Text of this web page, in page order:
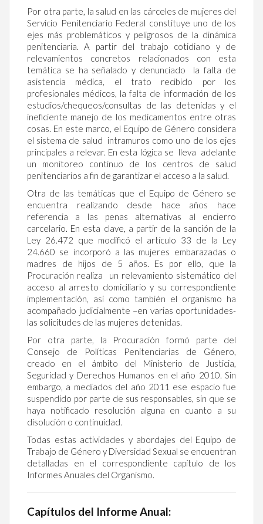
Por otra parte, la salud en las cárceles de mujeres del
Servicio Penitenciario Federal constituye uno de los
ejes más problemáticos y peligrosos de la dinámica
penitenciaria. A partir del trabajo cotidiano y de
relevamientos concretos relacionados con esta
temática se ha señalado y denunciado la falta de
asistencia médica, el trato recibido por los
profesionales médicos, la falta de información de los
estudios/chequeos/consultas de las detenidas y el
ineficiente manejo de los medicamentos entre otras
cosas. En este marco, el Equipo de Género considera
el sistema de salud intramuros como uno de los ejes
principales a relevar. En esta lógica se lleva adelante
un monitoreo continuo de los centros de salud
penitenciarios a fin de garantizar el acceso a la salud.
Otra de las temáticas que el Equipo de Género se
encuentra realizando desde hace años hace
referencia a las penas alternativas al encierro
carcelario. En esta clave, a partir de la sanción de la
Ley 26.472 que modificó el artículo 33 de la Ley
24.660 se incorporó a las mujeres embarazadas o
madres de hijos de 5 años. Es por ello, que la
Procuración realiza un relevamiento sistemático del
acceso al arresto domiciliario y su correspondiente
implementación, así como también el organismo ha
acompañado judicialmente –en varias oportunidades-
las solicitudes de las mujeres detenidas.
Por otra parte, la Procuración formó parte del
Consejo de Políticas Penitenciarias de Género,
creado en el ámbito del Ministerio de Justicia,
Seguridad y Derechos Humanos en el año 2010. Sin
embargo, a mediados del año 2011 ese espacio fue
suspendido por parte de sus responsables, sin que se
haya notificado resolución alguna en cuanto a su
disolución o continuidad.
Todas estas actividades y abordajes del Equipo de
Trabajo de Género y Diversidad Sexual se encuentran
detalladas en el correspondiente capítulo de los
Informes Anuales del Organismo.
Capítulos del Informe Anual: